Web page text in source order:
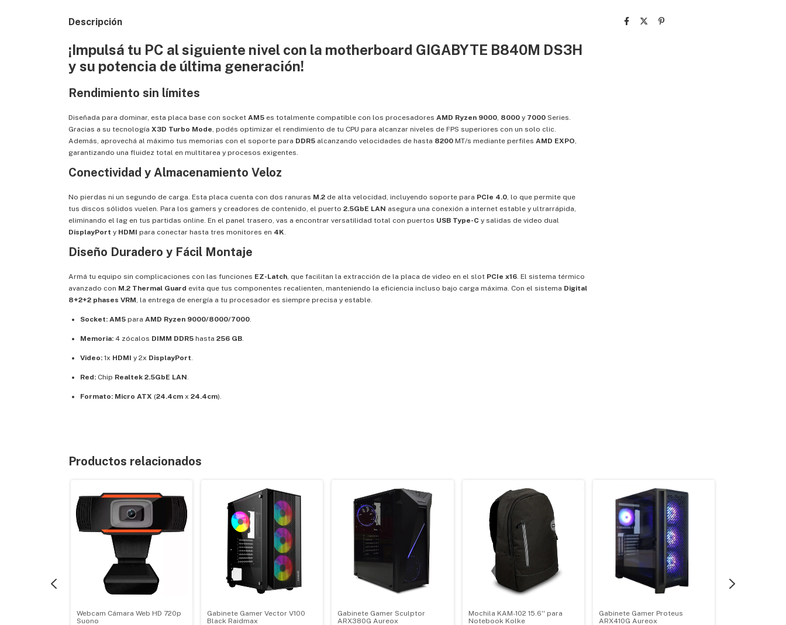
Descripción
¡Impulsá tu PC al siguiente nivel con la motherboard GIGABYTE B840M DS3H
y su potencia de última generación!
Rendimiento sin límites
Diseñada para dominar, esta placa base con socket AM5 es totalmente compatible con los procesadores AMD Ryzen 9000, 8000 y 7000 Series.
Gracias a su tecnología X3D Turbo Mode, podés optimizar el rendimiento de tu CPU para alcanzar niveles de FPS superiores con un solo clic.
Además, aprovechá al máximo tus memorias con el soporte para DDR5 alcanzando velocidades de hasta 8200 MT/s mediante perfiles AMD EXPO,
garantizando una fluidez total en multitarea y procesos exigentes.
Conectividad y Almacenamiento Veloz
No pierdas ni un segundo de carga. Esta placa cuenta con dos ranuras M.2 de alta velocidad, incluyendo soporte para PCIe 4.0, lo que permite que
tus discos sólidos vuelen. Para los gamers y creadores de contenido, el puerto 2.5GbE LAN asegura una conexión a internet estable y ultrarrápida,
eliminando el lag en tus partidas online. En el panel trasero, vas a encontrar versatilidad total con puertos USB Type-C y salidas de video dual
DisplayPort y HDMI para conectar hasta tres monitores en 4K.
Diseño Duradero y Fácil Montaje
Armá tu equipo sin complicaciones con las funciones EZ-Latch, que facilitan la extracción de la placa de video en el slot PCIe x16. El sistema térmico
avanzado con M.2 Thermal Guard evita que tus componentes recalienten, manteniendo la eficiencia incluso bajo carga máxima. Con el sistema Digital
8+2+2 phases VRM, la entrega de energía a tu procesador es siempre precisa y estable.
Socket: AM5 para AMD Ryzen 9000/8000/7000.
Memoria: 4 zócalos DIMM DDR5 hasta 256 GB.
Video: 1x HDMI y 2x DisplayPort.
Red: Chip Realtek 2.5GbE LAN.
Formato: Micro ATX (24.4cm x 24.4cm).
Productos relacionados
Webcam Cámara Web HD 720p
Suono
Gabinete Gamer Vector V100
Black Raidmax
Gabinete Gamer Sculptor
ARX380G Aureox
Mochila KAM-102 15.6'' para
Notebook Kolke
Gabinete Gamer Proteus
ARX410G Aureox